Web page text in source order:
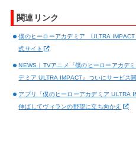
関連リンク
僕のヒーローアカデミア ULTRA
式サイト
NEWS｜TVアニメ『僕のヒーローアカデ
デミア ULTRA IMPACT』ついにサービス開
アプリ「僕のヒーローアカデミア ULTRA
伸ばしてヴィランの野望に立ち向かえ